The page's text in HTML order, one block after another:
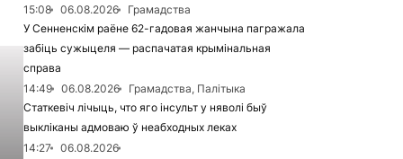
15:08 06.08.2026
Грамадства
У Сенненскім раёне 62-гадовая жанчына пагражала
забіць сужыцеля — распачатая крымінальная
справа
14:49
06.08.2026
Грамадства, Палітыка
Статкевіч лічыць, что яго інсульт у няволі быў
выкліканы адмоваю ў неабходных леках
14:27
06.08.2026